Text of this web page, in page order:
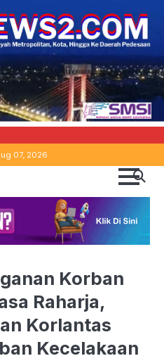
07, 2026
Korban
Raharja,
Korlantas
Kecelakaan